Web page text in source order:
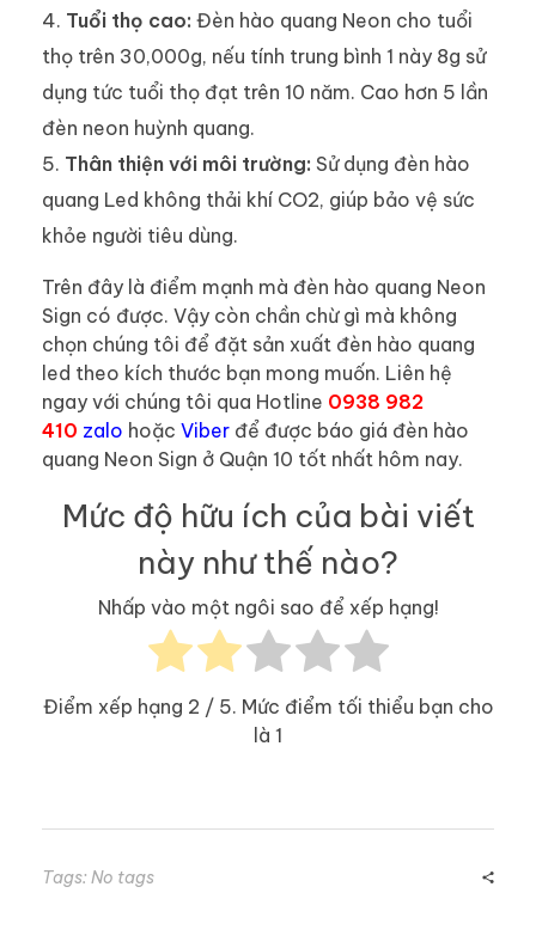
Tuổi thọ cao: Đèn hào quang Neon cho tuổi
thọ trên 30,000g, nếu tính trung bình 1 này 8g sử
dụng tức tuổi thọ đạt trên 10 năm. Cao hơn 5 lần
đèn neon huỳnh quang.
Thân thiện với môi trường: Sử dụng đèn hào
quang Led không thải khí CO2, giúp bảo vệ sức
khỏe người tiêu dùng.
Trên đây là điểm mạnh mà đèn hào quang Neon
Sign có được. Vậy còn chần chừ gì mà không
chọn chúng tôi để đặt sản xuất đèn hào quang
led theo kích thước bạn mong muốn. Liên hệ
ngay với chúng tôi qua Hotline 0938 982
410 zalo hoặc Viber để được báo giá đèn hào
quang Neon Sign ở Quận 10 tốt nhất hôm nay.
Mức độ hữu ích của bài viết
này như thế nào?
Nhấp vào một ngôi sao để xếp hạng!
Điểm xếp hạng 2 / 5. Mức điểm tối thiểu bạn cho
là 1
Tags: No tags